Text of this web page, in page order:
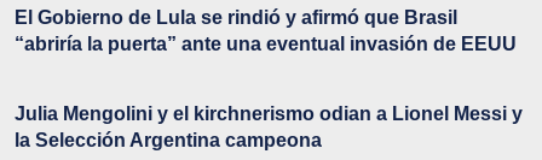
El Gobierno de Lula se rindió y afirmó que Brasil
“abriría la puerta” ante una eventual invasión de EEUU
Julia Mengolini y el kirchnerismo odian a Lionel Messi y
la Selección Argentina campeona